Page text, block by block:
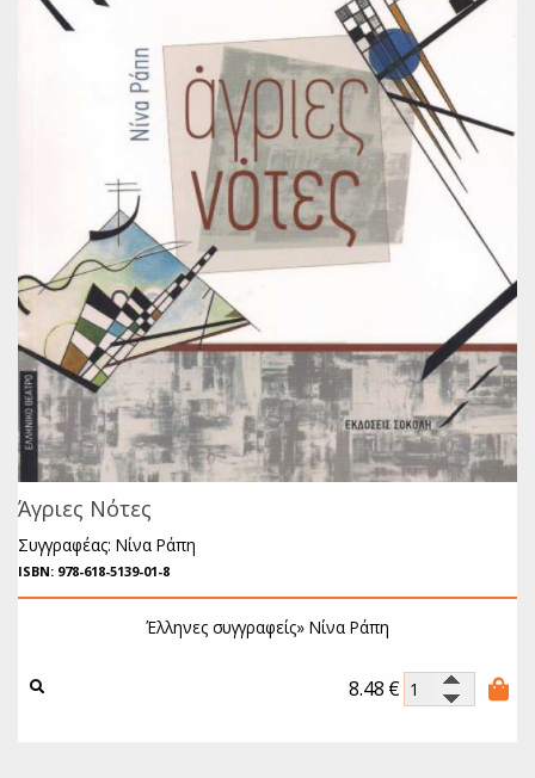
Άγριες Νότες
Συγγραφέας: Νίνα Ράπη
ISBN: 978-618-5139-01-8
Έλληνες συγγραφείς» Νίνα Ράπη
8.48 €